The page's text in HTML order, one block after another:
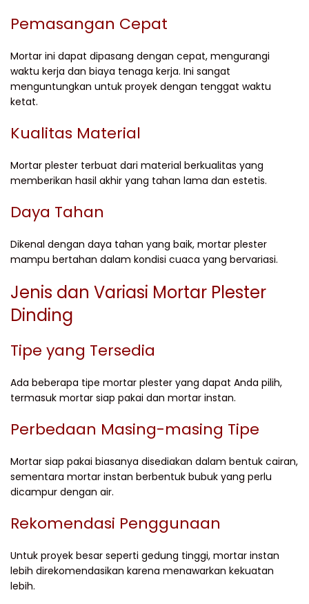
Pemasangan Cepat
Mortar ini dapat dipasang dengan cepat, mengurangi
waktu kerja dan biaya tenaga kerja. Ini sangat
menguntungkan untuk proyek dengan tenggat waktu
ketat.
Kualitas Material
Mortar plester terbuat dari material berkualitas yang
memberikan hasil akhir yang tahan lama dan estetis.
Daya Tahan
Dikenal dengan daya tahan yang baik, mortar plester
mampu bertahan dalam kondisi cuaca yang bervariasi.
Jenis dan Variasi Mortar Plester
Dinding
Tipe yang Tersedia
Ada beberapa tipe mortar plester yang dapat Anda pilih,
termasuk mortar siap pakai dan mortar instan.
Perbedaan Masing-masing Tipe
Mortar siap pakai biasanya disediakan dalam bentuk cairan,
sementara mortar instan berbentuk bubuk yang perlu
dicampur dengan air.
Rekomendasi Penggunaan
Untuk proyek besar seperti gedung tinggi, mortar instan
lebih direkomendasikan karena menawarkan kekuatan
lebih.